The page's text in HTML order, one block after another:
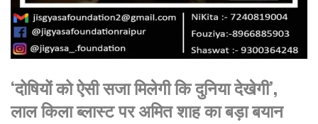
‘दोषियों को ऐसी सजा मिलेगी कि दुनिया देखेगी’,
लाल किला ब्लास्ट पर अमित शाह का बड़ा बयान